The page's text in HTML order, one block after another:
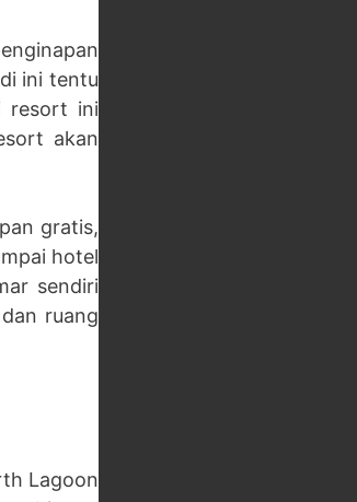
ini tentu
resort ini
akan
gratis,
hotel
sendiri
ruang
Lagoon